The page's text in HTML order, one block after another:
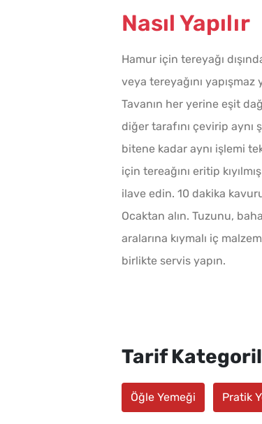
Nasıl Yapılır
Hamur için tereyağı
veya tereyağını
Tavanın her yerine eşit
diğer tarafını çevirip aynı
bitene kadar aynı işlemi
için tereağını eritip
ilave edin. 10 dakika
Ocaktan alın. Tuzunu,
aralarına kıymalı iç
birlikte servis yapın.
Tarif
Öğle Yemeği Pratik